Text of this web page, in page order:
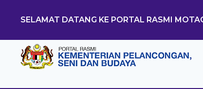
SELAMAT DATANG KE PORTAL RASMI